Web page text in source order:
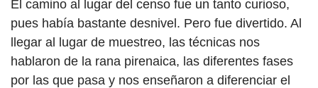
El camino al lugar del censo fue un tanto curioso,
pues había bastante desnivel. Pero fue divertido. Al
llegar al lugar de muestreo, las técnicas nos
hablaron de la rana pirenaica, las diferentes fases
por las que pasa y nos enseñaron a diferenciar el